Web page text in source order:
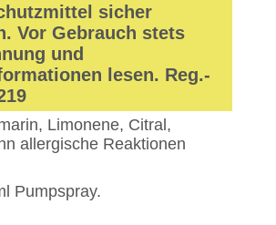
sicher
Vor Gebrauch stets
und
lesen. Reg.-
Limonene, Citral,
allergische Reaktionen
Pumpspray.